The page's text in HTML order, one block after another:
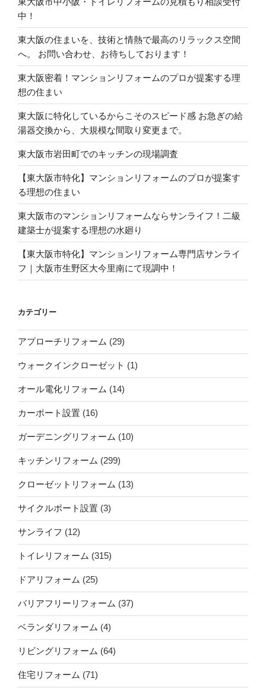
中！
東大阪の住まいを、技術と情熱で最高のリラックス空間
へ。 お問い合わせ、お待ちしております！
東大阪密着！マンションリフォームのプロが提案する理
想の住まい
東大阪に特化しているからこそのスピード感 お急ぎの給
湯器交換から、大規模な間取り変更まで。
東大阪市岩田町でのキッチンの現場調査
【東大阪市特化】マンションリフォームのプロが提案す
る理想の住まい
東大阪市のマンションリフォームならサンライフ！二級
建築士が提案する理想の水廻り
【東大阪市特化】マンションリフォーム専門店サンライ
フ｜大阪市生野区大今里南にて現調中！
カテゴリー
アプローチリフォーム (29)
ウォークインクローゼット (1)
オール電化リフォーム (14)
カーポート設置 (16)
ガーデニングリフォーム (10)
キッチンリフォーム (299)
クローゼットリフォーム (13)
サイクルポート設置 (3)
サンライフ (12)
トイレリフォーム (315)
ドアリフォーム (25)
バリアフリーリフォーム (37)
ベランダリフォーム (4)
リビングリフォーム (64)
住宅リフォーム (71)